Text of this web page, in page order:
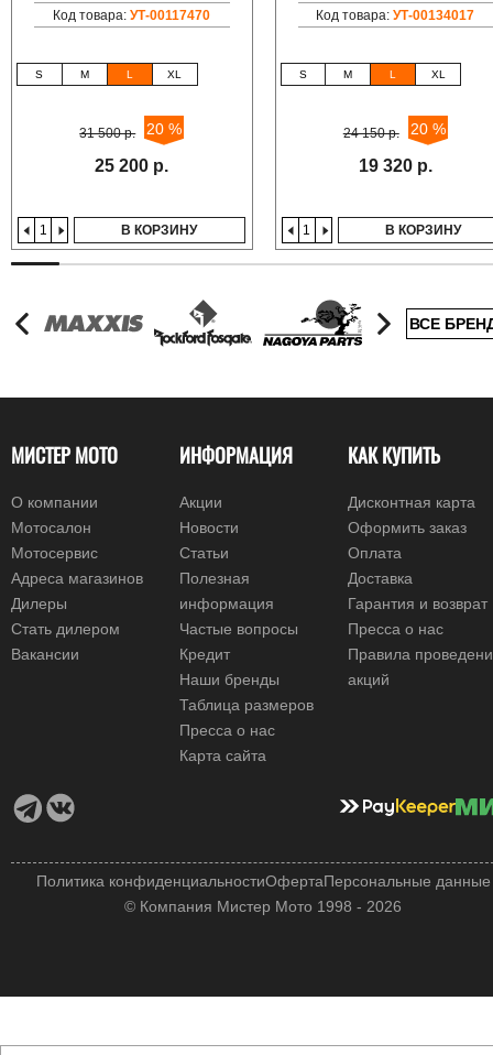
Код товара:УТ-00117470
S M L XL
31 500 р. 20 %
25 200 р.
В КОРЗИНУ
Код товара:УТ-00134017
S M L XL
24 150 р. 20 %
19 320 р.
В КОРЗИНУ
ВСЕ
МИСТЕР МОТО
О компании
Мотосалон
Мотосервис
Адреса магазинов
Дилеры
Стать дилером
Вакансии
ИНФОРМАЦИЯ
Акции
Новости
Статьи
Полезная
информация
Частые вопросы
Кредит
Наши бренды
Таблица размеров
Пресса о нас
Карта сайта
КАК КУПИТЬ
Дисконтная карта
Оформить заказ
Оплата
Доставка
Гарантия и возврат
Пресса о нас
Правила
акций
© Компания Мистер Мото 1998 - 2026
Политика конфиденциальностиОфертаПерсональные данные